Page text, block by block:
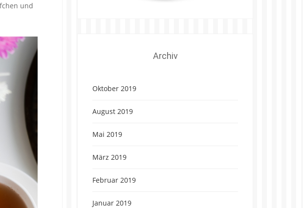
und
Archiv
Oktober 2019
August 2019
Mai 2019
März 2019
Februar 2019
Januar 2019